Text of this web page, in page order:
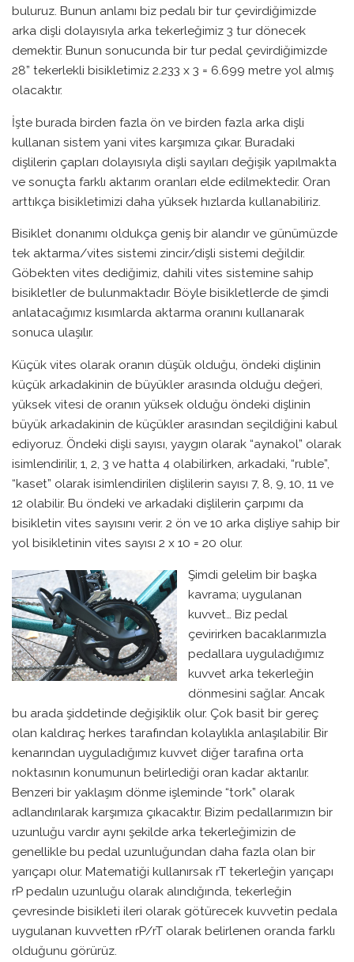
buluruz. Bunun anlamı biz pedalı bir tur çevirdiğimizde
arka dişli dolayısıyla arka tekerleğimiz 3 tur dönecek
demektir. Bunun sonucunda bir tur pedal çevirdiğimizde
28” tekerlekli bisikletimiz 2.233 x 3 = 6.699 metre yol almış
olacaktır.
İşte burada birden fazla ön ve birden fazla arka dişli
kullanan sistem yani vites karşımıza çıkar. Buradaki
dişlilerin çapları dolayısıyla dişli sayıları değişik yapılmakta
ve sonuçta farklı aktarım oranları elde edilmektedir. Oran
arttıkça bisikletimizi daha yüksek hızlarda kullanabiliriz.
Bisiklet donanımı oldukça geniş bir alandır ve günümüzde
tek aktarma/vites sistemi zincir/dişli sistemi değildir.
Göbekten vites dediğimiz, dahili vites sistemine sahip
bisikletler de bulunmaktadır. Böyle bisikletlerde de şimdi
anlatacağımız kısımlarda aktarma oranını kullanarak
sonuca ulaşılır.
Küçük vites olarak oranın düşük olduğu, öndeki dişlinin
küçük arkadakinin de büyükler arasında olduğu değeri,
yüksek vitesi de oranın yüksek olduğu öndeki dişlinin
büyük arkadakinin de küçükler arasından seçildiğini kabul
ediyoruz. Öndeki dişli sayısı, yaygın olarak “aynakol” olarak
isimlendirilir, 1, 2, 3 ve hatta 4 olabilirken, arkadaki, “ruble”,
“kaset” olarak isimlendirilen dişlilerin sayısı 7, 8, 9, 10, 11 ve
12 olabilir. Bu öndeki ve arkadaki dişlilerin çarpımı da
bisikletin vites sayısını verir. 2 ön ve 10 arka dişliye sahip bir
yol bisikletinin vites sayısı 2 x 10 = 20 olur.
Şimdi gelelim bir başka
kavrama; uygulanan
kuvvet… Biz pedal
çevirirken bacaklarımızla
pedallara uyguladığımız
kuvvet arka tekerleğin
dönmesini sağlar. Ancak
bu arada şiddetinde değişiklik olur. Çok basit bir gereç
olan kaldıraç herkes tarafından kolaylıkla anlaşılabilir. Bir
kenarından uyguladığımız kuvvet diğer tarafına orta
noktasının konumunun belirlediği oran kadar aktarılır.
Benzeri bir yaklaşım dönme işleminde “tork” olarak
adlandırılarak karşımıza çıkacaktır. Bizim pedallarımızın bir
uzunluğu vardır aynı şekilde arka tekerleğimizin de
genellikle bu pedal uzunluğundan daha fazla olan bir
yarıçapı olur. Matematiği kullanırsak rT tekerleğin yarıçapı
rP pedalın uzunluğu olarak alındığında, tekerleğin
çevresinde bisikleti ileri olarak götürecek kuvvetin pedala
uygulanan kuvvetten rP/rT olarak belirlenen oranda farklı
olduğunu görürüz.